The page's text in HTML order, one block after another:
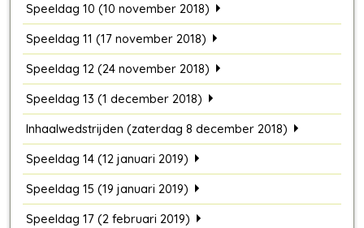
Speeldag 10 (10 november 2018)
Speeldag 11 (17 november 2018)
Speeldag 12 (24 november 2018)
Speeldag 13 (1 december 2018)
Inhaalwedstrijden (zaterdag 8 december 2018)
Speeldag 14 (12 januari 2019)
Speeldag 15 (19 januari 2019)
Speeldag 17 (2 februari 2019)